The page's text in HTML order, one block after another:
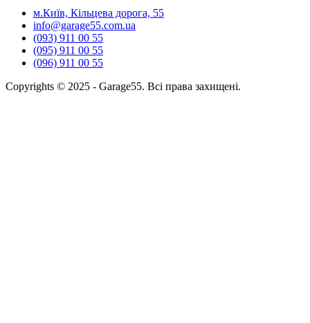
м.Київ, Кільцева дорога, 55
info@garage55.com.ua
(093) 911 00 55
(095) 911 00 55
(096) 911 00 55
Copyrights © 2025 - Garage55. Всі права захищені.